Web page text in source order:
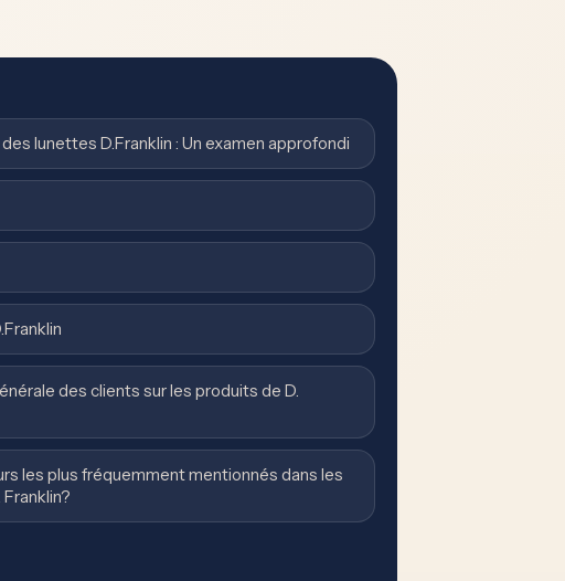
lunettes D.Franklin : Un examen approfondi
des clients sur les produits de D.
les plus fréquemment mentionnés dans les